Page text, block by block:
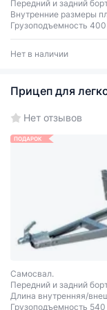
Передний и задний
Внутренние размеры
Грузоподъемность 400
Нет в наличии
Прицеп для
Нет отзывов
ПОДАРОК
Самосвал.
Передний и задний
Длина внутренняя/
Грузоподъемность 540